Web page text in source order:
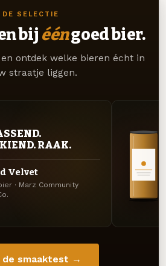
DE SELECTIE
bij ééngoed bier.
en ontdek welke bieren écht in
straatje liggen.
RAAK.
Velvet
· Marz Community
de smaaktest →